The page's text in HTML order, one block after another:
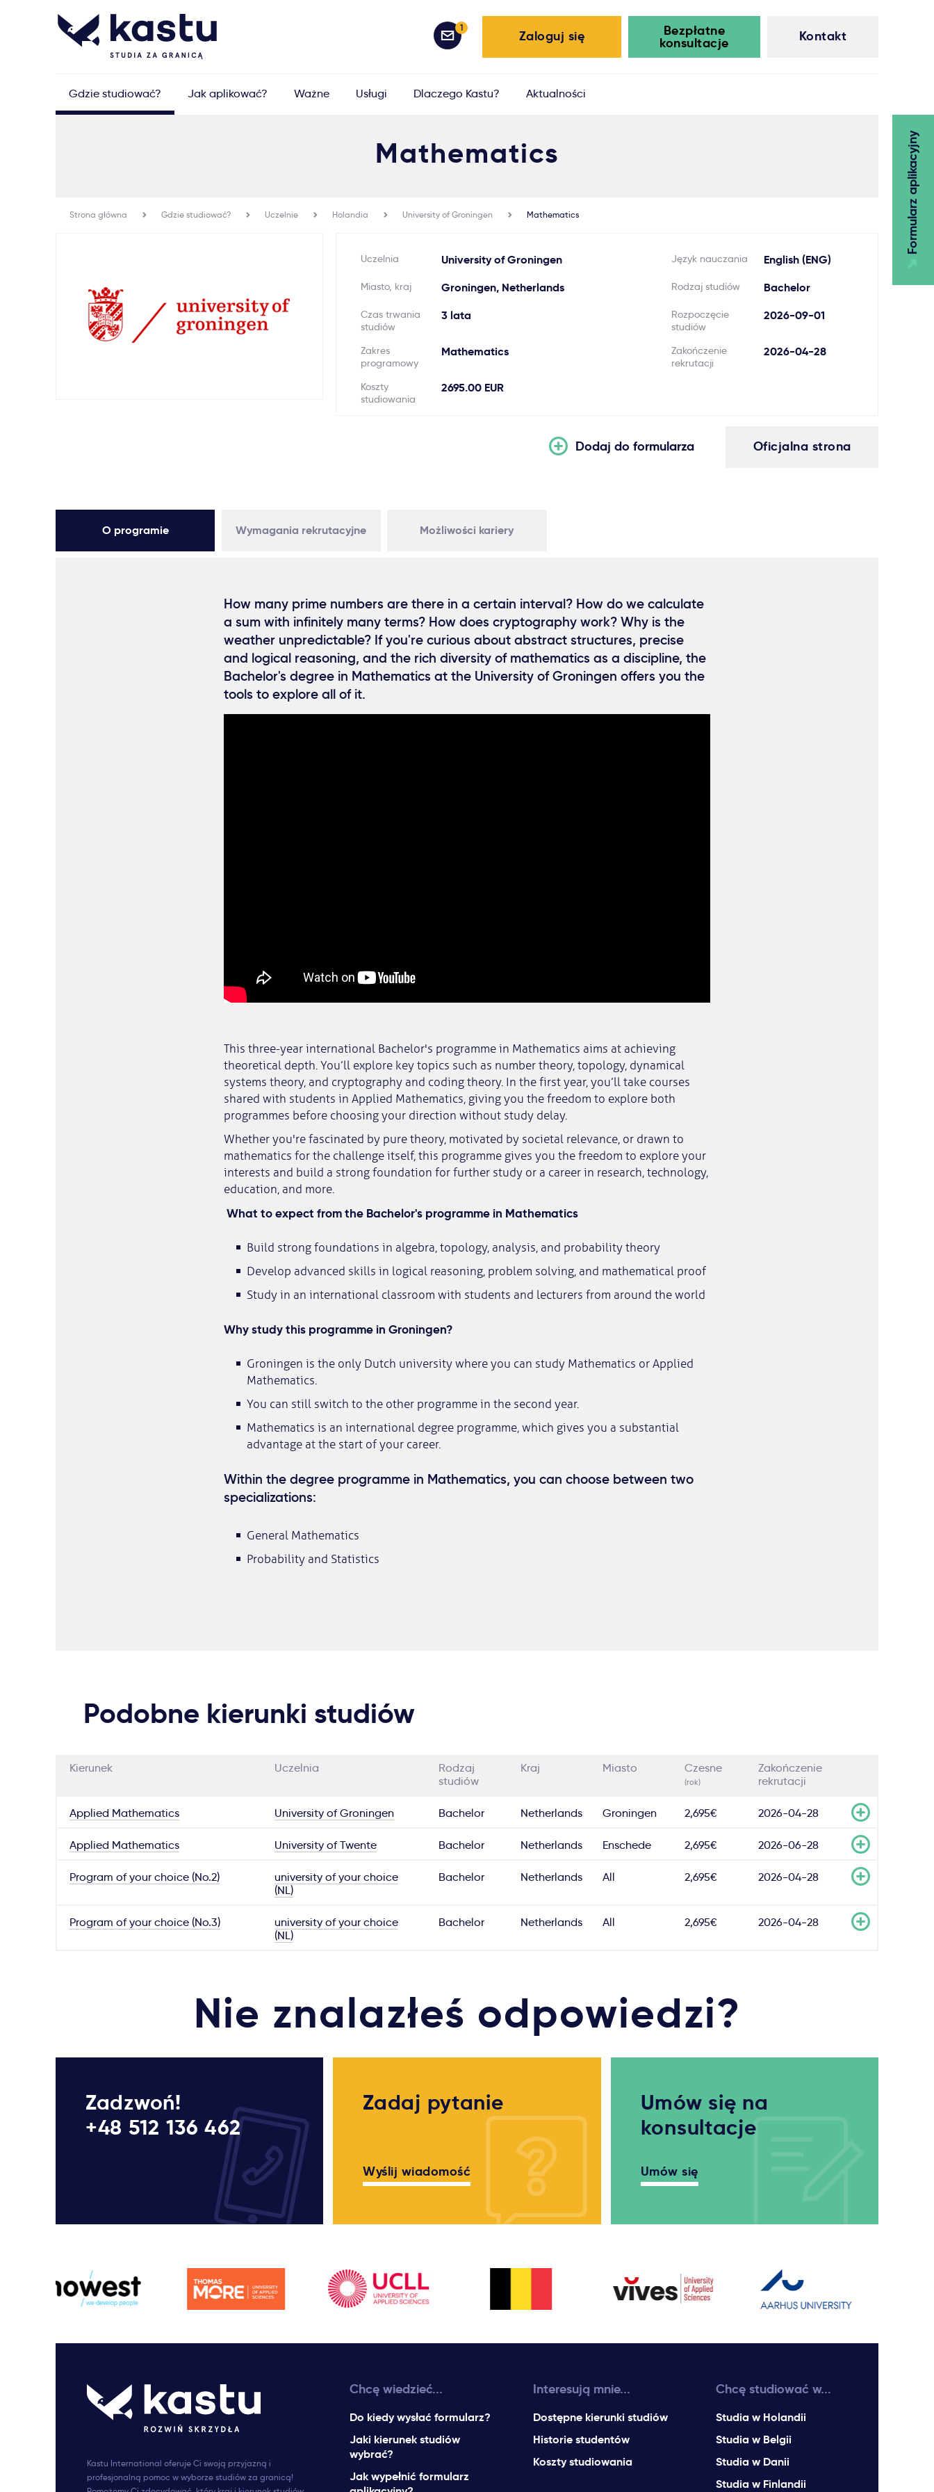
Kontakt
Bezpłatne
konsultacje
Zaloguj się
1
Formularz aplikacyjny
Gdzie studiować? Jak aplikować? Ważne Usługi Dlaczego Kastu? Aktualności
Mathematics
Strona główna Gdzie studiować? Uczelnie Holandia University of Groningen Mathematics
Uczelnia University of Groningen
Miasto, kraj Groningen, Netherlands
Czas trwania
studiów
3 lata
Zakres
programowy
Mathematics
Koszty
studiowania
2695.00 EUR
Język nauczania English (ENG)
Rodzaj studiów Bachelor
Rozpoczęcie
studiów
2026-09-01
Zakończenie
rekrutacji
2026-04-28
Oficjalna strona
Dodaj do formularza
O programie Wymagania rekrutacyjne Możliwości kariery
How many prime numbers are there in a certain interval? How do we calculate
a sum with infinitely many terms? How does cryptography work? Why is the
weather unpredictable? If you're curious about abstract structures, precise
and logical reasoning, and the rich diversity of mathematics as a discipline, the
Bachelor's degree in Mathematics at the University of Groningen offers you the
tools to explore all of it.
This three-year international Bachelor's programme in Mathematics aims at achieving
theoretical depth. You’ll explore key topics such as number theory, topology, dynamical
systems theory, and cryptography and coding theory. In the first year, you’ll take courses
shared with students in Applied Mathematics, giving you the freedom to explore both
programmes before choosing your direction without study delay.
Whether you're fascinated by pure theory, motivated by societal relevance, or drawn to
mathematics for the challenge itself, this programme gives you the freedom to explore your
interests and build a strong foundation for further study or a career in research, technology,
education, and more.
What to expect from the Bachelor's programme in Mathematics
Build strong foundations in algebra, topology, analysis, and probability theory
Develop advanced skills in logical reasoning, problem solving, and mathematical proof
Study in an international classroom with students and lecturers from around the world
Why study this programme in Groningen?
Groningen is the only Dutch university where you can study Mathematics or Applied
Mathematics.
You can still switch to the other programme in the second year.
Mathematics is an international degree programme, which gives you a substantial
advantage at the start of your career.
Within the degree programme in Mathematics, you can choose between two
specializations:
General Mathematics
Probability and Statistics
Podobne kierunki studiów
Kierunek Uczelnia
Rodzaj
studiów
Kraj Miasto Czesne
(rok)
Zakończenie
rekrutacji
Applied Mathematics University of Groningen Bachelor Netherlands Groningen 2,695€ 2026-04-28
Applied Mathematics University of Twente Bachelor Netherlands Enschede 2,695€ 2026-06-28
Program of your choice (No.2)
university of your choice
(NL)
Bachelor Netherlands All 2,695€ 2026-04-28
Program of your choice (No.3)
university of your choice
(NL)
Bachelor Netherlands All 2,695€ 2026-04-28
Nie znalazłeś odpowiedzi?
Zadzwoń!
+48 512 136 462
Zadaj pytanie
Wyślij wiadomość
Umów się na
konsultacje
Umów się
Kastu International oferuje Ci swoją przyjazną i
profesjonalną pomoc w wyborze studiów za granicą!
Chcę wiedzieć...
Do kiedy wysłać formularz?
Jaki kierunek studiów
wybrać?
Jak wypełnić formularz
Interesują mnie...
Dostępne kierunki studiów
Historie studentów
Koszty studiowania
Chcę studiować w...
Studia w Holandii
Studia w Belgii
Studia w Danii
Studia w Finlandii